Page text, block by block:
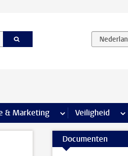
& Marketing meerVeiligheid
Documenten